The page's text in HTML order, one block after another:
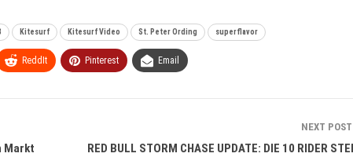
Kitesurf Kitesurf Video St. Peter Ording superflavor
ReddIt Pinterest Email
Markt
NEXT
RED BULL STORM CHASE UPDATE: DIE 10 RIDER